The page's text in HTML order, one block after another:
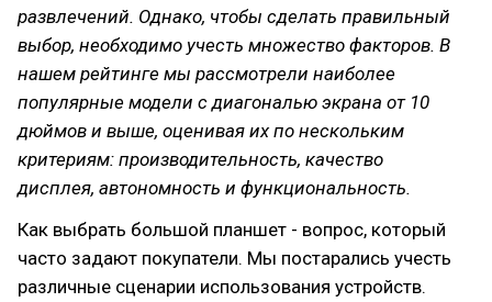
развлечений. Однако, чтобы сделать правильный
выбор, необходимо учесть множество факторов. В
нашем рейтинге мы рассмотрели наиболее
популярные модели с диагональю экрана от 10
дюймов и выше, оценивая их по нескольким
критериям: производительность, качество
дисплея, автономность и функциональность.
Как выбрать большой планшет - вопрос, который
часто задают покупатели. Мы постарались учесть
различные сценарии использования устройств.